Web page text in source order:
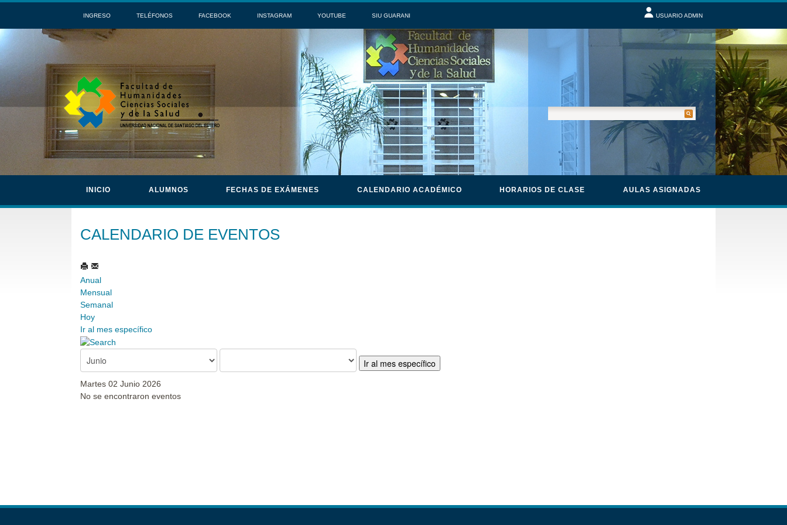
INGRESO TELÉFONOS FACEBOOK INSTAGRAM YOUTUBE SIU GUARANI USUARIO ADMIN
INICIO ALUMNOS FECHAS DE EXÁMENES CALENDARIO ACADÉMICO HORARIOS DE CLASE AULAS ASIGNADAS
CALENDARIO DE EVENTOS
Anual
Mensual
Semanal
Hoy
Ir al mes específico
Ir al mes específico
Martes 02 Junio 2026
No se encontraron eventos